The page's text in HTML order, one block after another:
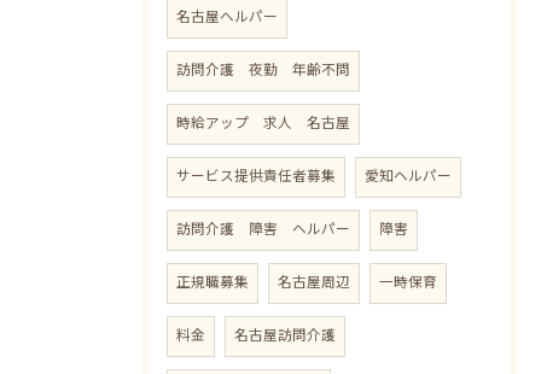
名古屋ヘルパー
訪問介護 夜勤 年齢不問
時給アップ 求人 名古屋
サービス提供責任者募集 愛知ヘルパー
訪問介護 障害 ヘルパー 障害
正規職募集 名古屋周辺 一時保育
料金 名古屋訪問介護